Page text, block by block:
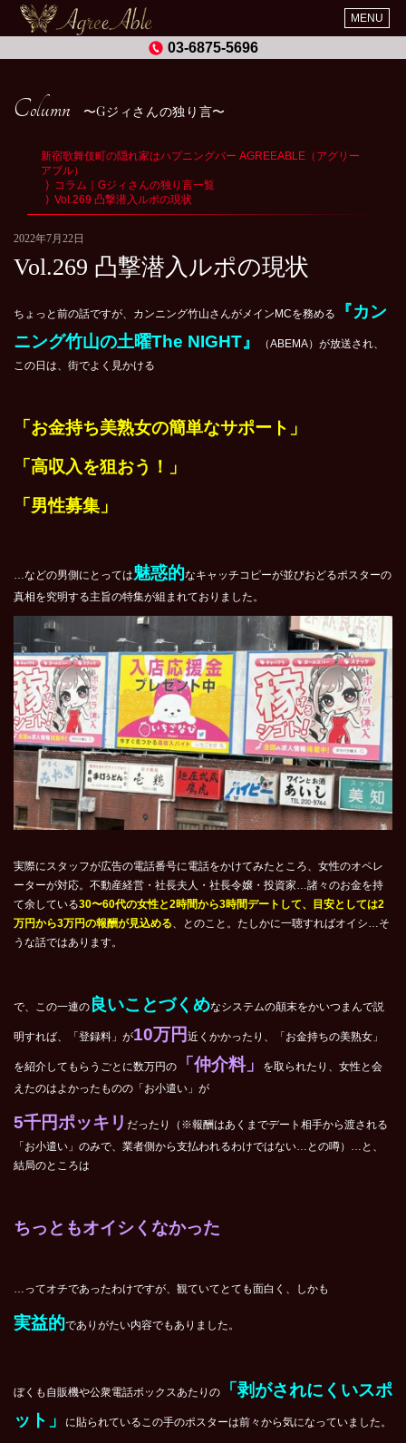
MENU
03-6875-5696
Column Gジィさんの独り言
新宿歌舞伎町の隠れ家はハプニングバー AGREEABLE（アグリー
アブル）
コラム｜Gジィさんの独り言一覧
Vol.269 凸撃潜入ルポの現状
2022年7月22日
Vol.269 凸撃潜入ルポの現状
ちょっと前の話ですが、カンニング竹山さんがメインMCを務める
『カン
ニング竹山の土曜The NIGHT』
（ABEMA）が放送され、
この日は、街でよく見かける
「お金持ち美熟女の簡単なサポート」
「高収入を狙おう！」
「男性募集」
…などの男側にとっては魅惑的なキャッチコピーが並びおどるポスターの
真相を究明する主旨の特集が組まれておりました。
実際にスタッフが広告の電話番号に電話をかけてみたところ、女性のオペレ
ーターが対応。不動産経営・社長夫人・社長令嬢・投資家…諸々のお金を持
て余している30〜60代の女性と2時間から3時間デートして、目安としては2
万円から3万円の報酬が見込める、とのこと。たしかに一聴すればオイシ…そ
うな話ではあります。
で、この一連の 良いことづくめなシステムの顛末をかいつまんで説
明すれば、「登録料」が10万円 近くかかったり、「お金持ちの美熟女」
を紹介してもらうごとに数万円の 「仲介料」
を取られたり、女性と会
えたのはよかったものの「お小遣い」が
5千円ポッキリ だったり（※報酬はあくまでデート相手から渡される
「お小遣い」のみで、業者側から支払われるわけではない…との噂）…と、
結局のところは
ちっともオイシくなかった
…ってオチであったわけですが、観ていてとても面白く、しかも
実益的でありがたい内容でもありました。
ぼくも自販機や公衆電話ボックスあたりの
「剥がされにくいスポ
ット」
に貼られているこの手のポスターは前々から気になっていました。